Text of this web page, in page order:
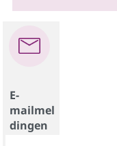
E-
mailmel
dingen